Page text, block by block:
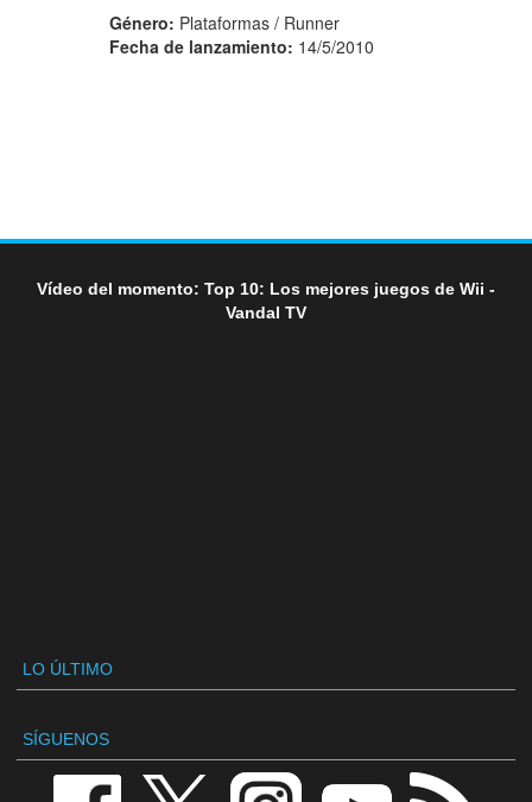
Género: Plataformas / Runner
Fecha de lanzamiento: 14/5/2010
Vídeo del momento: Top 10: Los mejores juegos de Wii -
Vandal TV
LO ÚLTIMO
SÍGUENOS